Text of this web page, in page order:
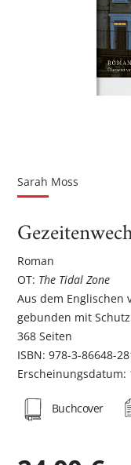
Bildgalerie
Sarah Moss
Roman
OT: The Tidal Zone
Aus dem Englischen
gebunden mit
368 Seiten
ISBN: 978-3-86648-
Erscheinungsdatum:
Buchcover